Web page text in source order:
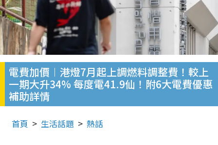
電費加價︱港燈7月起上調燃料調整費！較上
一期大升34% 每度電41.9仙！附6大電費優惠
補助詳情
首頁 生活話題 熱話